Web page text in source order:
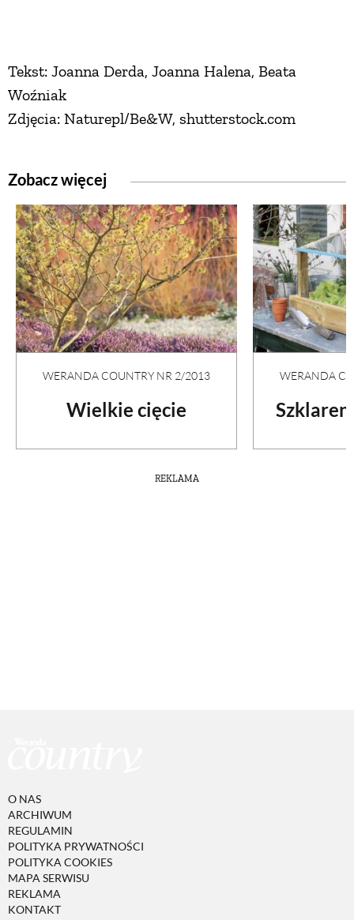
Tekst: Joanna Derda, Joanna Halena, Beata
Woźniak
Zdjęcia: Naturepl/Be&W, shutterstock.com
Zobacz więcej
WERANDA COUNTRY NR 2/2013
Wielkie cięcie
WERANDA
REKLAMA
O NAS
ARCHIWUM
REGULAMIN
POLITYKA PRYWATNOŚCI
POLITYKA COOKIES
MAPA SERWISU
REKLAMA
KONTAKT